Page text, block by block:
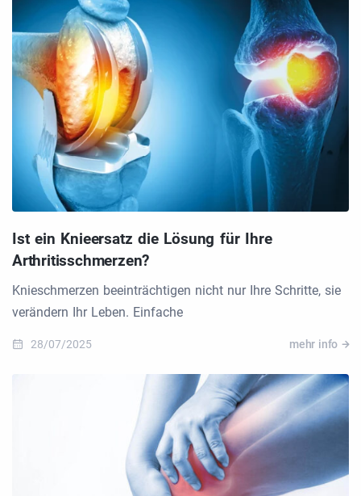
Ist ein Knieersatz die Lösung für Ihre
Arthritisschmerzen?
Knieschmerzen beeinträchtigen nicht nur Ihre Schritte, sie
verändern Ihr Leben. Einfache
28/07/2025 mehr info